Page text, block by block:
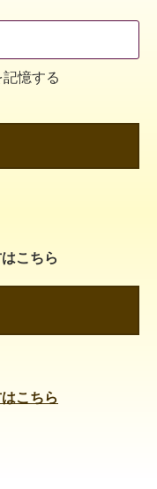
憶する
こちら
こちら